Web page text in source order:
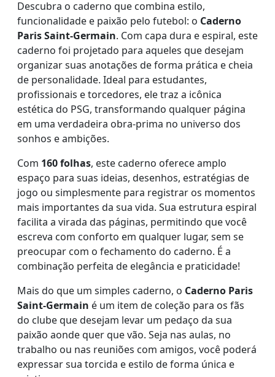
Descubra o caderno que combina estilo,
funcionalidade e paixão pelo futebol: o Caderno
Paris Saint-Germain. Com capa dura e espiral, este
caderno foi projetado para aqueles que desejam
organizar suas anotações de forma prática e cheia
de personalidade. Ideal para estudantes,
profissionais e torcedores, ele traz a icônica
estética do PSG, transformando qualquer página
em uma verdadeira obra-prima no universo dos
sonhos e ambições.
Com 160 folhas, este caderno oferece amplo
espaço para suas ideias, desenhos, estratégias de
jogo ou simplesmente para registrar os momentos
mais importantes da sua vida. Sua estrutura espiral
facilita a virada das páginas, permitindo que você
escreva com conforto em qualquer lugar, sem se
preocupar com o fechamento do caderno. É a
combinação perfeita de elegância e praticidade!
Mais do que um simples caderno, o Caderno Paris
Saint-Germain é um item de coleção para os fãs
do clube que desejam levar um pedaço da sua
paixão aonde quer que vão. Seja nas aulas, no
trabalho ou nas reuniões com amigos, você poderá
expressar sua torcida e estilo de forma única e